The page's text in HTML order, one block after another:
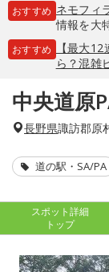
おすすめ ネモフィ
情報を大
おすすめ
【最大
ら？混雑
中央道原
長野県諏訪郡原
道の駅・SA/PA
スポット詳細
トップ